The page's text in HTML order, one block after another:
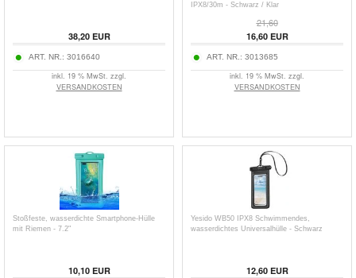
38,20EUR
ART. NR.: 3016640
inkl. 19 % MwSt. zzgl.
VERSANDKOSTEN
IPX8/30m - Schwarz / Klar
21,60
16,60EUR
ART. NR.: 3013685
inkl. 19 % MwSt. zzgl.
VERSANDKOSTEN
Stoßfeste, wasserdichte Smartphone-Hülle
mit Riemen - 7.2"
10,10EUR
Yesido WB50 IPX8 Schwimmendes,
wasserdichtes Universalhülle - Schwarz
12,60EUR